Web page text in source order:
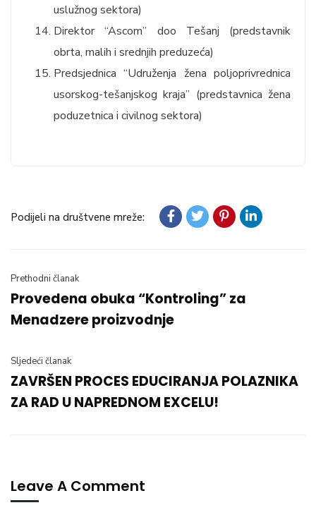
uslužnog sektora)
Direktor “Ascom” doo Tešanj (predstavnik
obrta, malih i srednjih preduzeća)
Predsjednica “Udruženja žena poljoprivrednica
usorskog-tešanjskog kraja” (predstavnica žena
poduzetnica i civilnog sektora)
Podijeli na društvene mreže:
Prethodni članak
Provedena obuka “Kontroling” za
Menadzere proizvodnje
Sljedeći članak
ZAVRŠEN PROCES EDUCIRANJA POLAZNIKA
ZA RAD U NAPREDNOM EXCELU!
Leave A Comment